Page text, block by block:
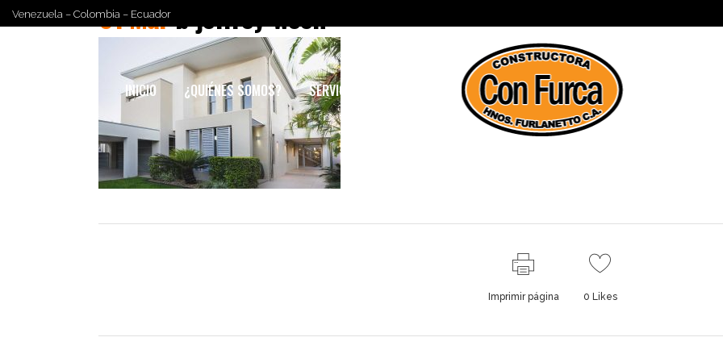
Venezuela – Colombia – Ecuador
INICIO ¿QUIÉNES SOMOS? SERVICIOS
b-jeffrey-ween
01 Marb-jeffrey-ween
Imprimir página 0 Likes